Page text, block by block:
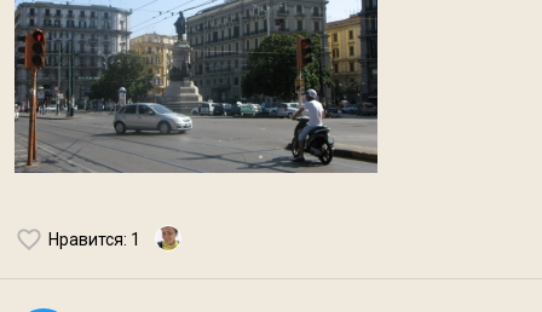
Нравится: 1